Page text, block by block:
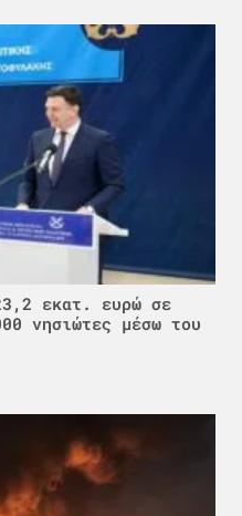
εκατ. ευρώ σε
νησιώτες μέσω του